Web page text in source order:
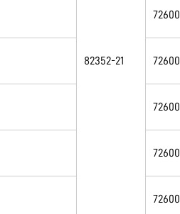
82352-21
72600
72600
72600
72600
72600